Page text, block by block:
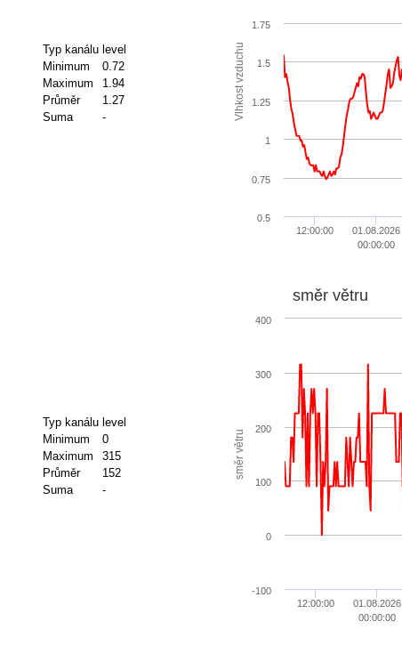
Typ kanálu level
Minimum
0.72
Maximum
1.94
Průměr
1.27
Suma
- Vlhkost vzduchu
12:00:00
01.08.2026
00:00:00
0.5
0.75
1
1.25
1.5
1.75
Typ kanálu level
Minimum
0
Maximum
315
Průměr
152
Suma
-
směr větru
směr větru
12:00:00
01.08.2026
00:00:00
0
100
200
300
-100
400